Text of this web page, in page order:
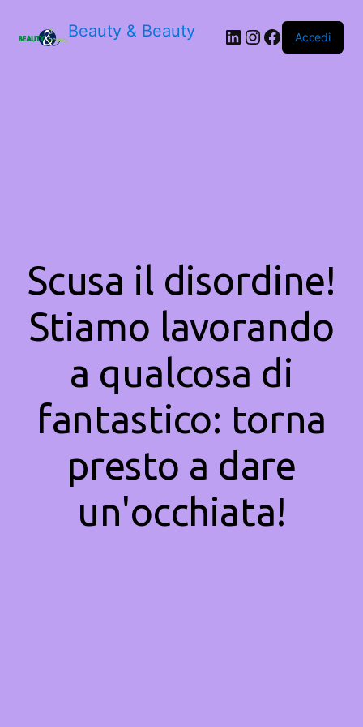
Beauty & Beauty LinkedIn
Instagram
Facebook
Accedi
Scusa il disordine!
Stiamo lavorando
a qualcosa di
fantastico: torna
presto a dare
un'occhiata!